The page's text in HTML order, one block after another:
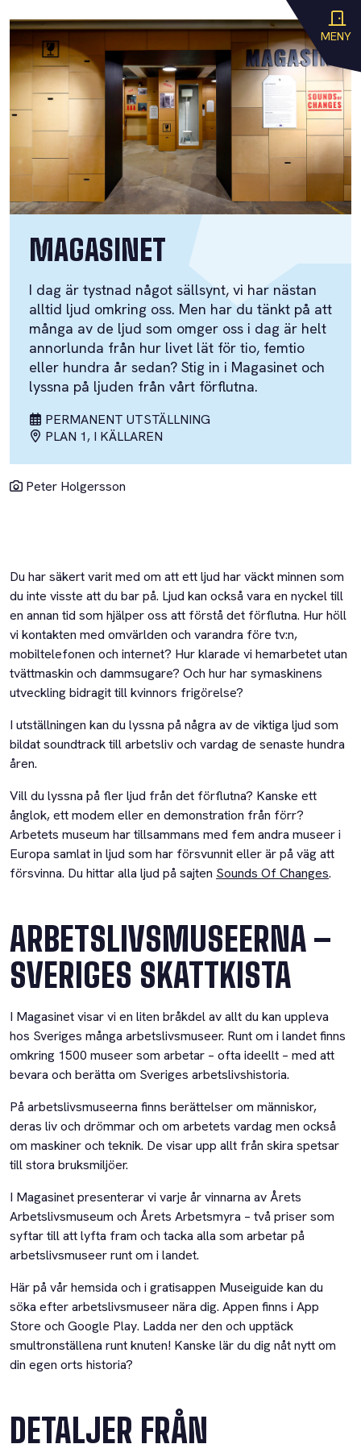
MENY
MAGASINET
I dag är tystnad något sällsynt, vi har nästan
alltid ljud omkring oss. Men har du tänkt på att
många av de ljud som omger oss i dag är helt
annorlunda från hur livet lät för tio, femtio
eller hundra år sedan? Stig in i Magasinet och
lyssna på ljuden från vårt förflutna.
PERMANENT UTSTÄLLNING
PLAN 1, I KÄLLAREN
Peter Holgersson
Du har säkert varit med om att ett ljud har väckt minnen som
du inte visste att du bar på. Ljud kan också vara en nyckel till
en annan tid som hjälper oss att förstå det förflutna. Hur höll
vi kontakten med omvärlden och varandra före tv:n,
mobiltelefonen och internet? Hur klarade vi hemarbetet utan
tvättmaskin och dammsugare? Och hur har symaskinens
utveckling bidragit till kvinnors frigörelse?
I utställningen kan du lyssna på några av de viktiga ljud som
bildat soundtrack till arbetsliv och vardag de senaste hundra
åren.
Vill du lyssna på fler ljud från det förflutna? Kanske ett
ånglok, ett modem eller en demonstration från förr?
Arbetets museum har tillsammans med fem andra museer i
Europa samlat in ljud som har försvunnit eller är på väg att
försvinna. Du hittar alla ljud på sajten Sounds Of Changes.
ARBETSLIVSMUSEERNA –
SVERIGES SKATTKISTA
I Magasinet visar vi en liten bråkdel av allt du kan uppleva
hos Sveriges många arbetslivsmuseer. Runt om i landet finns
omkring 1500 museer som arbetar – ofta ideellt – med att
bevara och berätta om Sveriges arbetslivshistoria.
På arbetslivsmuseerna finns berättelser om människor,
deras liv och drömmar och om arbetets vardag men också
om maskiner och teknik. De visar upp allt från skira spetsar
till stora bruksmiljöer.
I Magasinet presenterar vi varje år vinnarna av Årets
Arbetslivsmuseum och Årets Arbetsmyra – två priser som
syftar till att lyfta fram och tacka alla som arbetar på
arbetslivsmuseer runt om i landet.
Här på vår hemsida och i gratisappen Museiguide kan du
söka efter arbetslivsmuseer nära dig. Appen finns i App
Store och Google Play. Ladda ner den och upptäck
smultronställena runt knuten! Kanske lär du dig nåt nytt om
din egen orts historia?
DETALJER FRÅN